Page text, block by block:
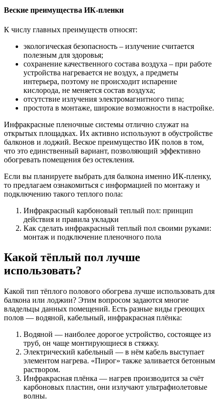
Веские преимущества ИК-пленки
К числу главных преимуществ относят:
экологическая безопасность – излучение считается
полезным для здоровья;
сохранение качественного состава воздуха – при работе
устройства нагревается не воздух, а предметы
интерьера, поэтому не происходит испарение
кислорода, не меняется состав воздуха;
отсутствие излучения электромагнитного типа;
простота в монтаже, широкие возможности в настройке.
Инфракрасные пленочные системы отлично служат на
открытых площадках. Их активно используют в обустройстве
балконов и лоджий. Веское преимущество ИК полов в том,
что это единственный вариант, позволяющий эффективно
обогревать помещения без остекления.
Если вы планируете выбрать для балкона именно ИК-пленку,
то предлагаем ознакомиться с информацией по монтажу и
подключению такого теплого пола:
Инфракрасный карбоновый теплый пол: принцип
действия и правила укладки
Как сделать инфракрасный теплый пол своими руками:
монтаж и подключение пленочного пола
Какой тёплый пол лучше
использовать?
Какой тип тёплого полового обогрева лучше использовать для
балкона или лоджии? Этим вопросом задаются многие
владельцы данных помещений. Есть разные виды греющих
полов — водяной, кабельный, инфракрасная плёнка:
Водяной — наиболее дорогое устройство, состоящее из
труб, он чаще монтирующиеся в стяжку.
Электрический кабельный — в нём кабель выступает
элементом нагрева. «Пирог» также заливается бетонным
раствором.
Инфракрасная плёнка — нагрев производится за счёт
карбоновых пластин, они излучают ультрафиолетовые
волны.